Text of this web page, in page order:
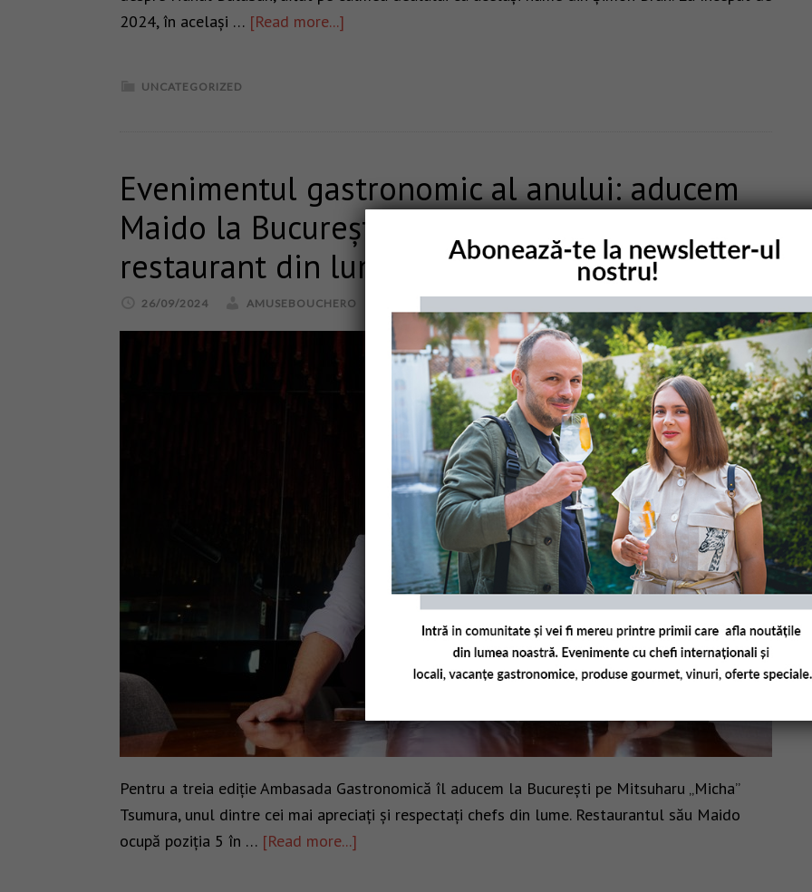
2024, în același … [Read more...]
UNCATEGORIZED
Evenimentul gastronomic al anului: aducem
Maido la București, al cincilea cel mai bun
restaurant din lume!
26/09/2024 AMUSEBOUCHERO
Pentru a treia ediție Ambasada Gastronomică îl aducem la București pe Mitsuharu „Micha”
Tsumura, unul dintre cei mai apreciați și respectați chefs din lume. Restaurantul său Maido
ocupă poziția 5 în … [Read more...]